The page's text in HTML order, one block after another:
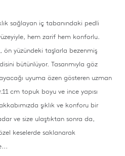
sağlayan iç tabanındaki pedli
hem zarif hem konforlu.
ön yüzündeki taşlarla bezenmiş
bütünlüyor. Tasarımıyla göz
uyuma özen gösteren uzman
cm topuk boyu ve ince yapısı
şıklık ve konforu bir
ve size ulaştıktan sonra da,
keselerde saklanarak